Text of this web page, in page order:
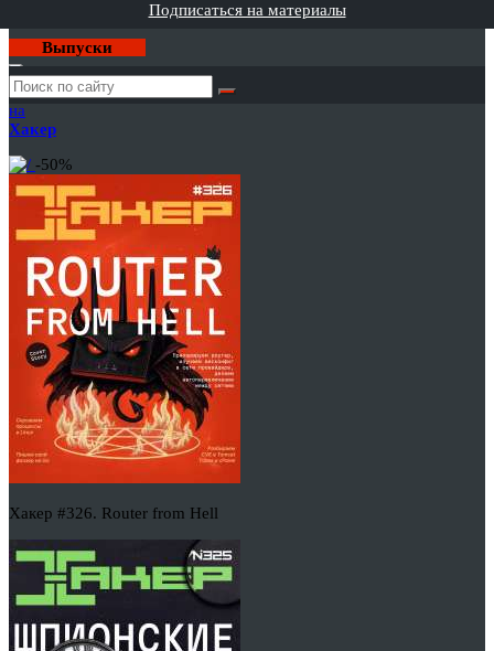
Подписаться на материалы
Выпуски
Годовая
подписка
на
Хакер
-50%
Хакер #326. Router from Hell